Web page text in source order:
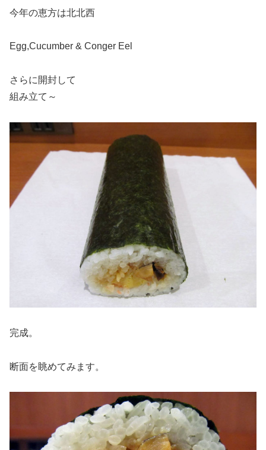
今年の恵方は北北西
Egg,Cucumber & Conger Eel
さらに開封して
組み立て～
完成。
断面を眺めてみます。